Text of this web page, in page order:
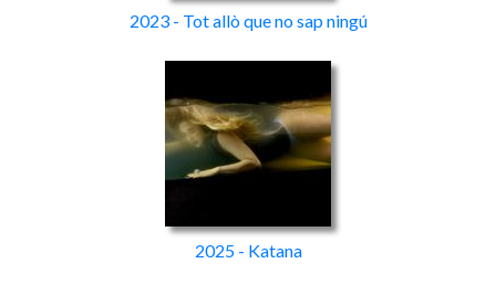
2023 - Tot allò que no sap ningú
2025 - Katana